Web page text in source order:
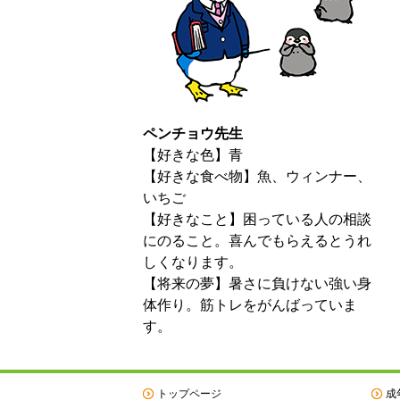
ペンチョウ先生
【好きな色】青
【好きな食べ物】魚、ウィンナー、
いちご
【好きなこと】困っている人の相談
にのること。喜んでもらえるとうれ
しくなります。
【将来の夢】暑さに負けない強い身
体作り。筋トレをがんばっていま
す。
トップページ 成